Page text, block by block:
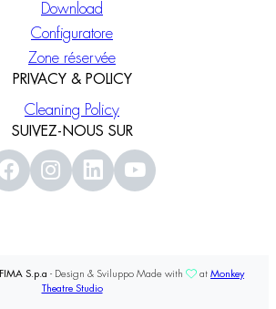
Download
Configuratore
Zone réservée
PRIVACY & POLICY
Cleaning Policy
SUIVEZ-NOUS SUR
FIMA S.p.a - Design & Sviluppo Made with at Monkey
Theatre Studio